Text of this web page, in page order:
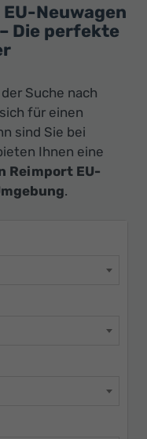
Neuwagen
Die perfekte
Suche nach
für einen
sind Sie bei
Ihnen eine
Reimport EU-
.